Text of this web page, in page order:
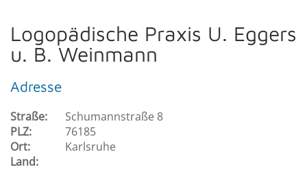
Logopädische Praxis U. Eggers
u. B. Weinmann
Adresse
Straße:
Schumannstraße 8
PLZ:
76185
Ort:
Karlsruhe
Land: